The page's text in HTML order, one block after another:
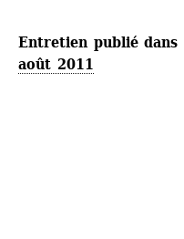
Entretien publié dans
août 2011